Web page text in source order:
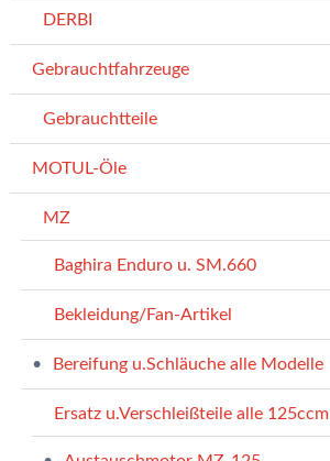
DERBI
Gebrauchtfahrzeuge
Gebrauchtteile
MOTUL-Öle
MZ
Baghira Enduro u. SM.660
Bekleidung/Fan-Artikel
Bereifung u.Schläuche alle Modelle
Ersatz u.Verschleißteile alle 125ccm